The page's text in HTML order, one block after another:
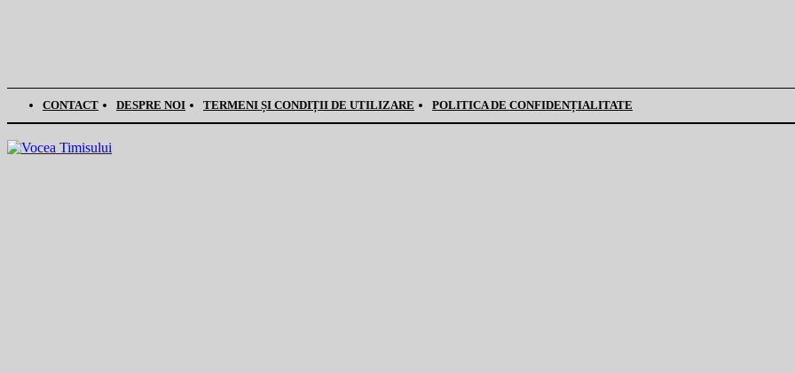
CONTACT DESPRE NOI TERMENI ȘI CONDIȚII DE UTILIZARE POLITICA DE CONFIDENȚIALITATE